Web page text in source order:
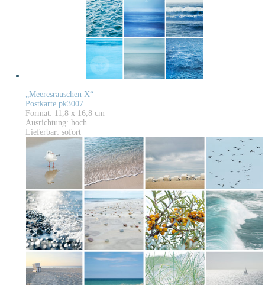
„Meeresrauschen X“
Postkarte pk3007
Format: 11,8 x 16,8 cm
Ausrichtung: hoch
Lieferbar: sofort